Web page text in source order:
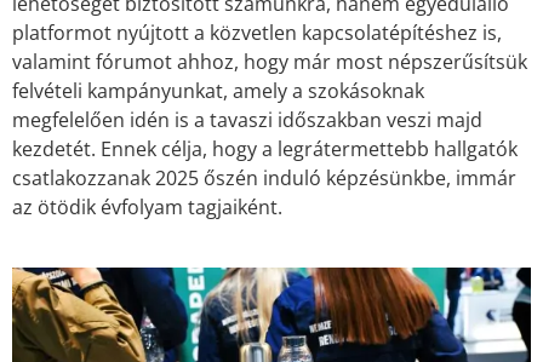
platformot nyújtott a közvetlen kapcsolatépítéshez is,
valamint fórumot ahhoz, hogy már most népszerűsítsük
felvételi kampányunkat, amely a szokásoknak
megfelelően idén is a tavaszi időszakban veszi majd
kezdetét. Ennek célja, hogy a legrátermettebb hallgatók
csatlakozzanak 2025 őszén induló képzésünkbe, immár
az ötödik évfolyam tagjaiként.